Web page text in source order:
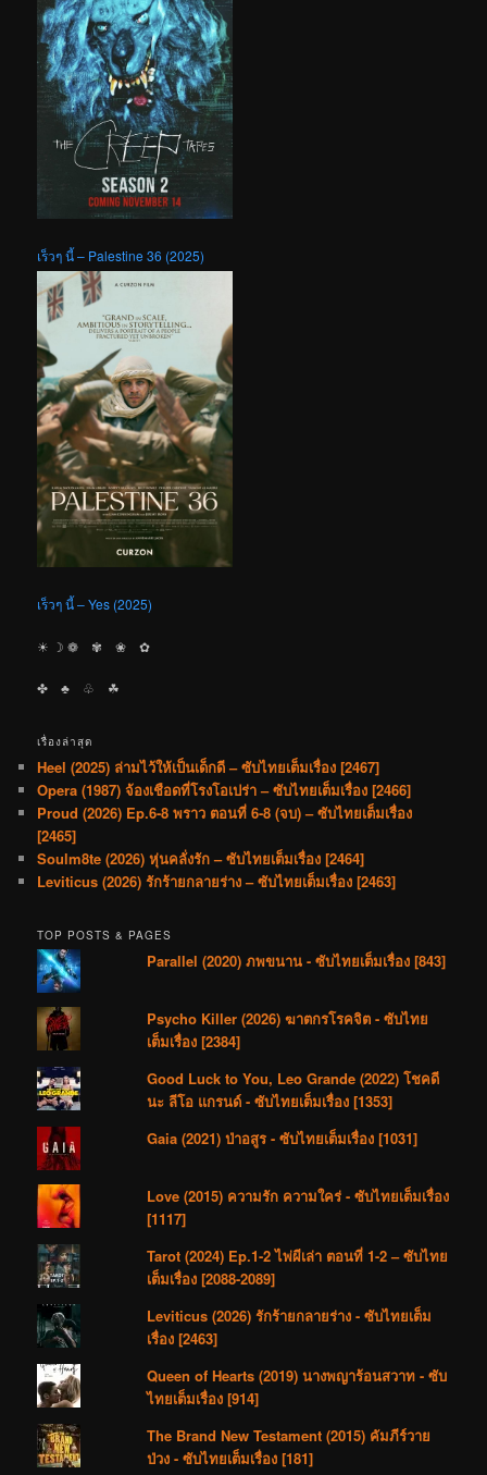
เร็วๆ นี้ – Palestine 36 (2025)
เร็วๆ นี้ – Yes (2025)
☀︎ ☽ ❁ ✾ ❀ ✿
✤ ♣︎ ♧ ☘︎
เรื่องล่าสุด
Heel (2025) ล่ามไว้ให้เป็นเด็กดี – ซับไทยเต็มเรื่อง [2467]
Opera (1987) จ้องเชือดที่โรงโอเปร่า – ซับไทยเต็มเรื่อง [2466]
Proud (2026) Ep.6-8 พราว ตอนที่ 6-8 (จบ) – ซับไทยเต็มเรื่อง
[2465]
Soulm8te (2026) หุ่นคลั่งรัก – ซับไทยเต็มเรื่อง [2464]
Leviticus (2026) รักร้ายกลายร่าง – ซับไทยเต็มเรื่อง [2463]
TOP POSTS & PAGES
Parallel (2020) ภพขนาน - ซับไทยเต็มเรื่อง [843]
Psycho Killer (2026) ฆาตกรโรคจิต - ซับไทย
เต็มเรื่อง [2384]
Good Luck to You, Leo Grande (2022) โชคดี
นะ ลีโอ แกรนด์ - ซับไทยเต็มเรื่อง [1353]
Gaia (2021) ป่าอสูร - ซับไทยเต็มเรื่อง [1031]
Love (2015) ความรัก ความใคร่ - ซับไทยเต็มเรื่อง
[1117]
Tarot (2024) Ep.1-2 ไพ่ผีเล่า ตอนที่ 1-2 – ซับไทย
เต็มเรื่อง [2088-2089]
Leviticus (2026) รักร้ายกลายร่าง - ซับไทยเต็ม
เรื่อง [2463]
Queen of Hearts (2019) นางพญาร้อนสวาท - ซับ
ไทยเต็มเรื่อง [914]
The Brand New Testament (2015) คัมภีร์วาย
ป่วง - ซับไทยเต็มเรื่อง [181]